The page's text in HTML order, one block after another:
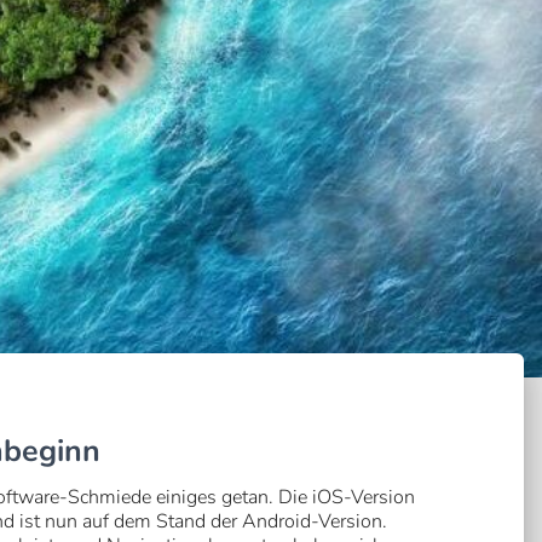
Schmiede einiges getan. Die iOS-Version
ist nun auf dem Stand der Android-Version.